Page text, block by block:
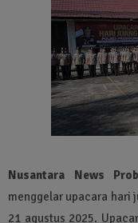
Nusantara News
menggelar upacara hari
21 agustus 2025.